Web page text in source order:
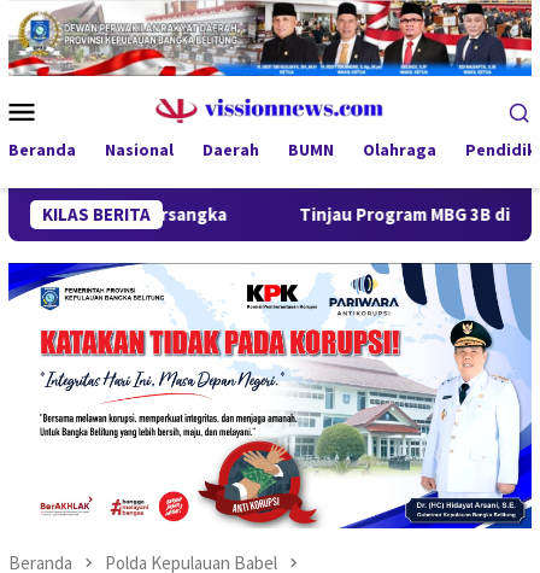
Loncat
ke
konten
Mobile
Beranda Nasional Daerah BUMN Olahraga
KILAS BERITA
Tersangka Tinjau Program MBG 3B di Pangkalpinang,
Beranda Polda Kepulauan Babel